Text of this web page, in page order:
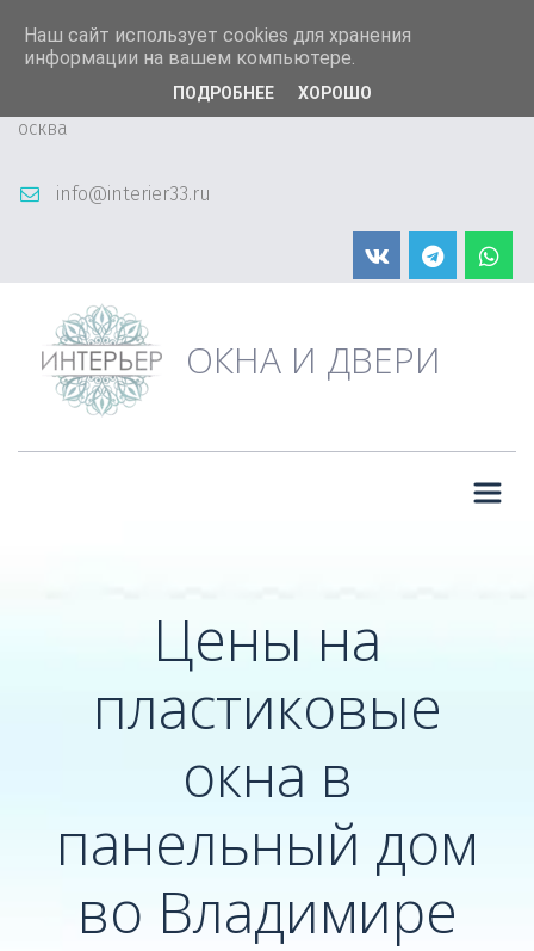
+7 (904) 598-90-66
Пластиковые окна I ГК "Интерьер",
осква
info@interier33.ru
ОКНА И ДВЕРИ
Цены на
пластиковые
окна в
панельный дом
во Владимире
Наш сайт использует cookies для хранения
информации на вашем компьютере.
ПОДРОБНЕЕ ХОРОШО